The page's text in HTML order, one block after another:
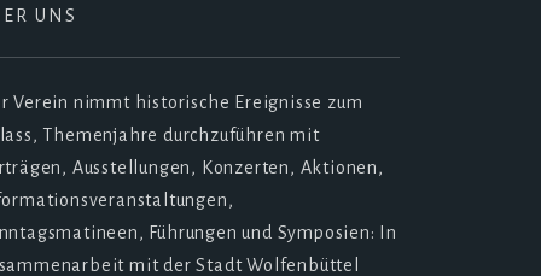
UNS
Verein nimmt historische Ereignisse zum
Themenjahre durchzuführen mit
Ausstellungen, Konzerten, Aktionen,
Führungen und Symposien: In
mit der Stadt Wolfenbüttel